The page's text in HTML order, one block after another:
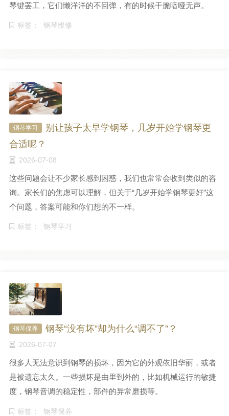
琴键罢工，它们懒洋洋的不回弹，有的时候干脆喑哑无声。
标签： 钢琴维修
钢琴学习
别让孩子太早学钢琴，几岁开始学钢琴更
合适呢？
2026-07-08
这些问题会让不少家长感到困惑，我们也常常会收到类似的咨
询。家长们的焦虑可以理解，但关于“几岁开始学钢琴更好”这
个问题，答案可能和你们想的不一样。
标签： 钢琴学习
钢琴保养 钢琴“没有坏”却为什么“调不了”？
2026-07-07
很多人无法意识到钢琴的损坏，因为它的外观依旧华丽，或者
是被遗忘太久。一些损坏是由里到外的，比如机械运行的敏捷
度，钢琴音调的稳定性，部件的异常磨损等。
标签： 钢琴保养